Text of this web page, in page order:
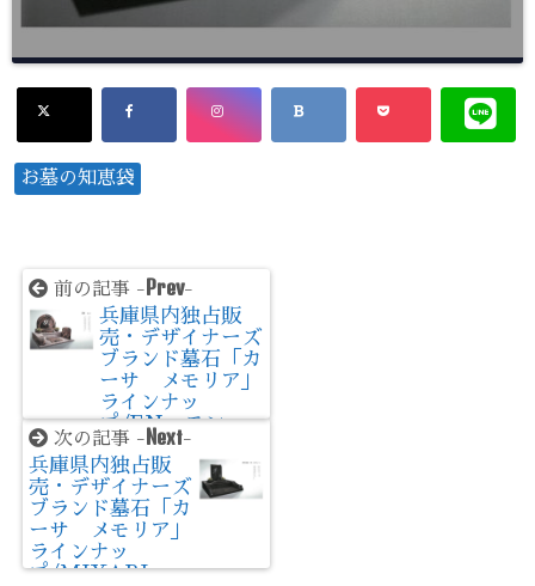
お墓の知恵袋
前の記事 - Prev-
兵庫県内独占販
売・デザイナーズ
ブランド墓石「カ
ーサ メモリア」
ラインナッ
プ/EN エン
次の記事 - Next-
兵庫県内独占販
売・デザイナーズ
ブランド墓石「カ
ーサ メモリア」
ラインナッ
プ/MIYABI・